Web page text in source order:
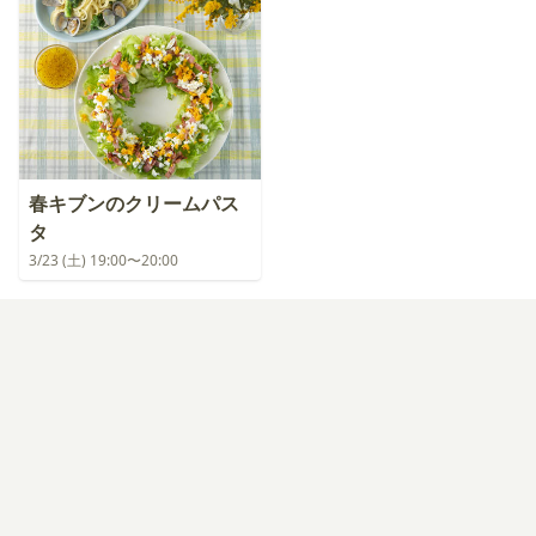
春キブンのクリームパス
タ
3/23 (土) 19:00〜20:00